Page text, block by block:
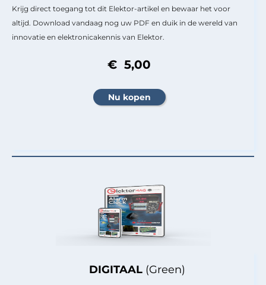
DIGITAAL (Green)
Krijg direct toegang tot dit Elektor-artikel en bewaar het voor
altijd. Download vandaag nog uw PDF en duik in de wereld van
innovatie en elektronicakennis van Elektor.
€ 5,00